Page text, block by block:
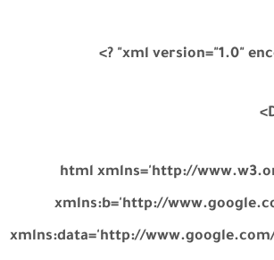
<html xmlns='http://
xmlns:b='http://
xmlns:data='http://